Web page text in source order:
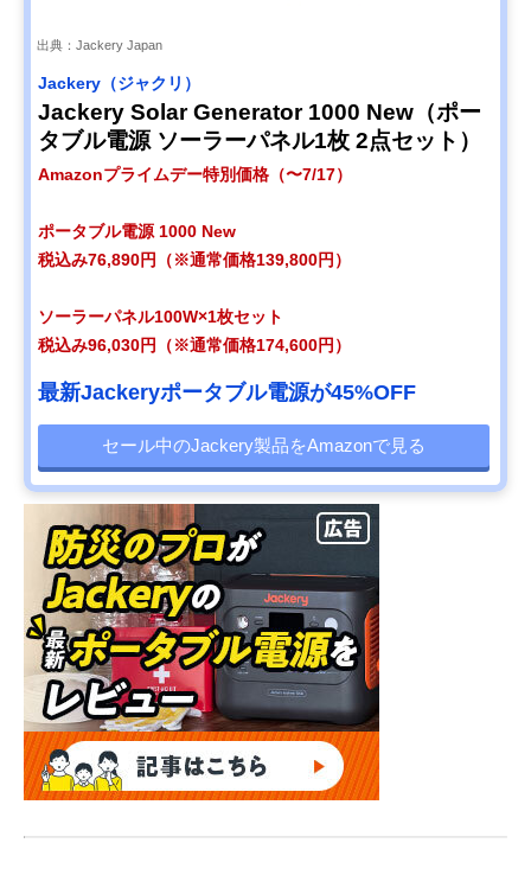
出典：Jackery Japan
Jackery（ジャクリ）
Jackery Solar Generator 1000 New（ポー
タブル電源 ソーラーパネル1枚 2点セット）
Amazonプライムデー特別価格（〜7/17）
ポータブル電源 1000 New
税込み76,890円（※通常価格139,800円）
ソーラーパネル100W×1枚セット
税込み96,030円（※通常価格174,600円）
最新Jackeryポータブル電源が45%OFF
セール中のJackery製品をAmazonで見る